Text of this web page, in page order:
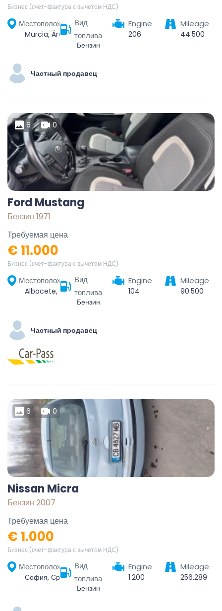
Бизнес (счет-фактура с вычетом НДС)
Местоположение
Murcia, Área Metropolitana de Murcia, Region of Murcia, Spain
Вид
топлива
Бензин
Engine
206
Mileage
44.500
Частный продавец
6 0
Ford Mustang
Бензин 1971
Требуемая цена
€ 11.000
Бизнес (счет-фактура с вычетом НДС)
Местоположение
Albacete, Castile-La Mancha, Spain
Вид
топлива
Бензин
Engine
104
Mileage
90.500
Частный продавец
6 0
Nissan Micra
Бензин 2007
Требуемая цена
€ 1.000
Бизнес (счет-фактура с вычетом НДС)
Местоположение
София, Средец, Столична, София-град, България
Вид
топлива
Бензин
Engine
1.200
Mileage
256.289